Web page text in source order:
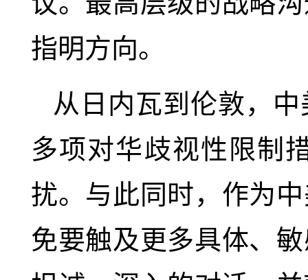
指明方向。
从日内瓦到伦敦，
多项对华歧视性限制
扰。与此同时，作为
免要触及更多具体、